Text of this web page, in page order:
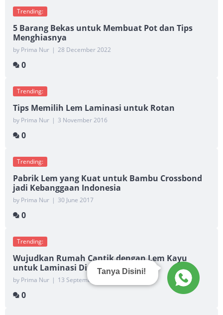
Trending:
5 Barang Bekas untuk Membuat Pot dan Tips
Menghiasnya
by Prima Nur | 28 December 2022
0
Trending:
Tips Memilih Lem Laminasi untuk Rotan
by Prima Nur | 3 November 2016
0
Trending:
Pabrik Lem yang Kuat untuk Bambu Crossbond
jadi Kebanggaan Indonesia
by Prima Nur | 30 June 2017
0
Trending:
Wujudkan Rumah Cantik dengan Lem Kayu
untuk Laminasi Dinding Terbaik!
by Prima Nur | 13 September 2016
0
Tanya Disini!